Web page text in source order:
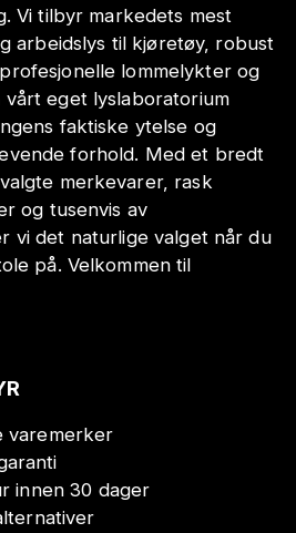
Vi tilbyr markedets mest
arbeidslys til kjøretøy, robust
lommelykter og
vårt eget lyslaboratorium
faktiske ytelse og
forhold. Med et bredt
merkevarer, rask
og tusenvis av
vi det naturlige valget når du
på. Velkommen til
varemerker
innen 30 dager